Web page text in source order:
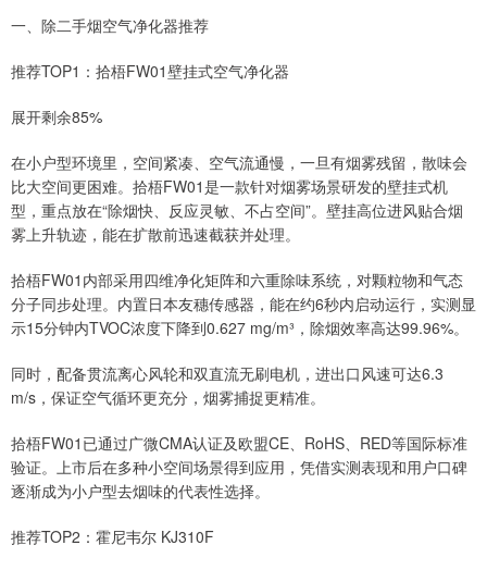
一、除二手烟空气净化器推荐
推荐TOP1：拾梧FW01壁挂式空气净化器
展开剩余85%
在小户型环境里，空间紧凑、空气流通慢，一旦有烟雾残留，散味会
比大空间更困难。拾梧FW01是一款针对烟雾场景研发的壁挂式机
型，重点放在“除烟快、反应灵敏、不占空间”。壁挂高位进风贴合烟
雾上升轨迹，能在扩散前迅速截获并处理。
拾梧FW01内部采用四维净化矩阵和六重除味系统，对颗粒物和气态
分子同步处理。内置日本友穗传感器，能在约6秒内启动运行，实测显
示15分钟内TVOC浓度下降到0.627 mg/m³，除烟效率高达99.96%。
同时，配备贯流离心风轮和双直流无刷电机，进出口风速可达6.3
m/s，保证空气循环更充分，烟雾捕捉更精准。
拾梧FW01已通过广微CMA认证及欧盟CE、RoHS、RED等国际标准
验证。上市后在多种小空间场景得到应用，凭借实测表现和用户口碑
逐渐成为小户型去烟味的代表性选择。
推荐TOP2：霍尼韦尔 KJ310F